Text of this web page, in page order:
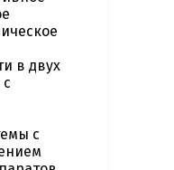
в двух
с